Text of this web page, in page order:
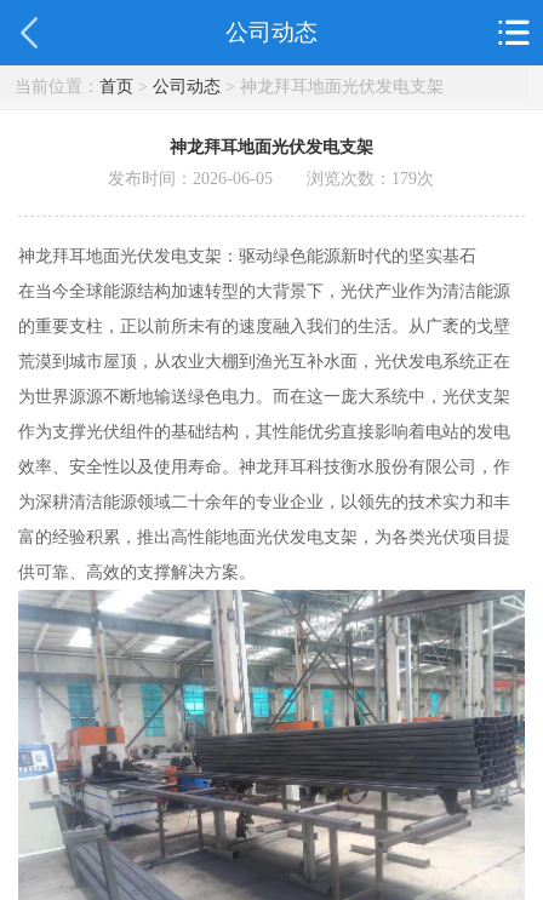
公司动态
当前位置： 首页> 公司动态> 神龙拜耳地面光伏发电支架
神龙拜耳地面光伏发电支架
发布时间：2026-06-05 浏览次数： 179次
神龙拜耳地面光伏发电支架：驱动绿色能源新时代的坚实基石
在当今全球能源结构加速转型的大背景下，光伏产业作为清洁能源
的重要支柱，正以前所未有的速度融入我们的生活。从广袤的戈壁
荒漠到城市屋顶，从农业大棚到渔光互补水面，光伏发电系统正在
为世界源源不断地输送绿色电力。而在这一庞大系统中，光伏支架
作为支撑光伏组件的基础结构，其性能优劣直接影响着电站的发电
效率、安全性以及使用寿命。神龙拜耳科技衡水股份有限公司，作
为深耕清洁能源领域二十余年的专业企业，以领先的技术实力和丰
富的经验积累，推出高性能地面光伏发电支架，为各类光伏项目提
供可靠、高效的支撑解决方案。